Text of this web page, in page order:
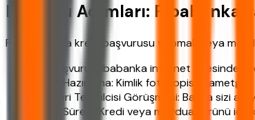
Başvuru Adımları:
Fibabanka'da kredi başvurusu yapmak veya
Ön Başvuru: Fibabanka internet
Belge Hazırlama: Kimlik fotokopisi,
Müşteri Temsilcisi Görüşmesi: Banka sizi
Onay Süreci: Kredi veya mevduat ürünü